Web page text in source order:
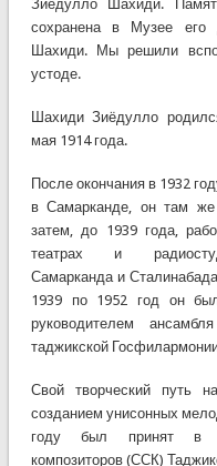
Зиёдулло Шахиди.
сохранена в Музее его
Шахиди. Мы решили
устоде.
Шахиди Зиёдулло
мая 1914 года.
После окончания в 1932
в Самарканде, он там
затем, до 1939 года,
театрах и
Самарканда и
1939 по 1952 год он
руководителем
таджикской
Свой творческий путь
созданием унисонных
году был принят в
композиторов (ССК)